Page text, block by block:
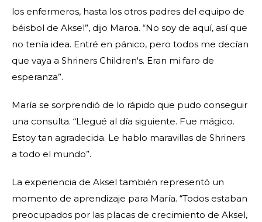
los enfermeros, hasta los otros padres del equipo de
béisbol de Aksel”, dijo Maroa. “No soy de aquí, así que
no tenía idea. Entré en pánico, pero todos me decían
que vaya a Shriners Children's. Eran mi faro de
esperanza”.
María se sorprendió de lo rápido que pudo conseguir
una consulta. “Llegué al día siguiente. Fue mágico.
Estoy tan agradecida. Le hablo maravillas de Shriners
a todo el mundo”.
La experiencia de Aksel también representó un
momento de aprendizaje para María. “Todos estaban
preocupados por las placas de crecimiento de Aksel,